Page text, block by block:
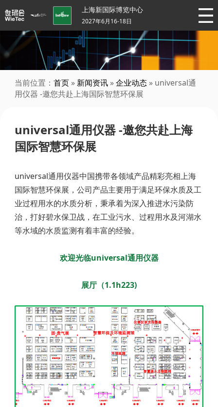
上海新国际博览中心
2027年6月16-18日
当前位置： 首页 » 新闻资讯 »企业动态 » universal通
用仪器 -邀您共赴上海国际智慧环保展
universal通用仪器 -邀您共赴上海
国际智慧环保展
universal通用仪器中国携带各领域产品精彩亮相上海
国际智慧环保展，公司产品主要用于满足环保水质及工
业过程用水的水质分析，秉承着为深入推进水污染防
治，打好碧水保卫战，在工业污水、过程用水及河湖水
等水域的水质监测有着丰富的经验。
欢迎光临universal通用仪器
展厅（1.1h223)